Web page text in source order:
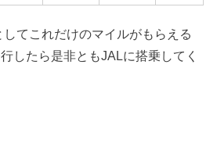
てこれだけのマイルがもらえる
したら是非ともJALに搭乗してく